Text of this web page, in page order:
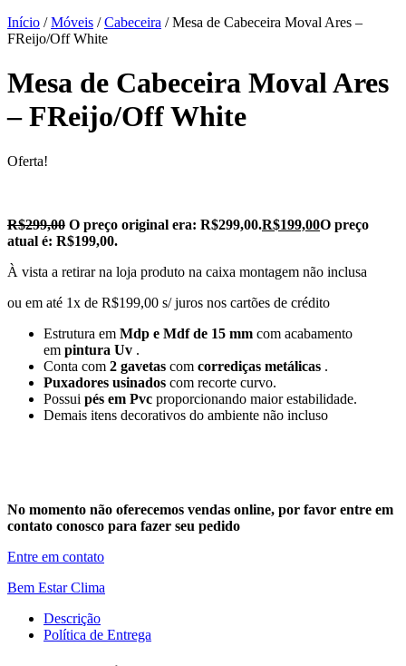
Início /Móveis /Cabeceira / Mesa de Cabeceira Moval Ares –
FReijo/Off White
Mesa de Cabeceira Moval Ares
– FReijo/Off White
Oferta!
R$299,00 O preço original era: R$299,00.R$199,00O preço
atual é: R$199,00.
À vista a retirar na loja produto na caixa montagem não inclusa
ou em até 1x de R$199,00 s/ juros nos cartões de crédito
Estrutura em Mdp e Mdf de 15 mm com acabamento
em pintura Uv .
Conta com 2 gavetas com corrediças metálicas .
Puxadores usinados com recorte curvo.
Possui pés em Pvc proporcionando maior estabilidade.
Demais itens decorativos do ambiente não incluso
No momento não oferecemos vendas online, por favor entre em
contato conosco para fazer seu pedido
Entre em contato
Bem Estar Clima
Descrição
Política de Entrega